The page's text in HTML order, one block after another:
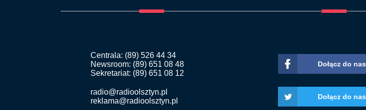
Centrala: (89) 526 44 34
Newsroom: (89) 651 08 48
Sekretariat: (89) 651 08 12
radio@radioolsztyn.pl
reklama@radioolsztyn.pl
Dołącz do nas
Dołącz do nas